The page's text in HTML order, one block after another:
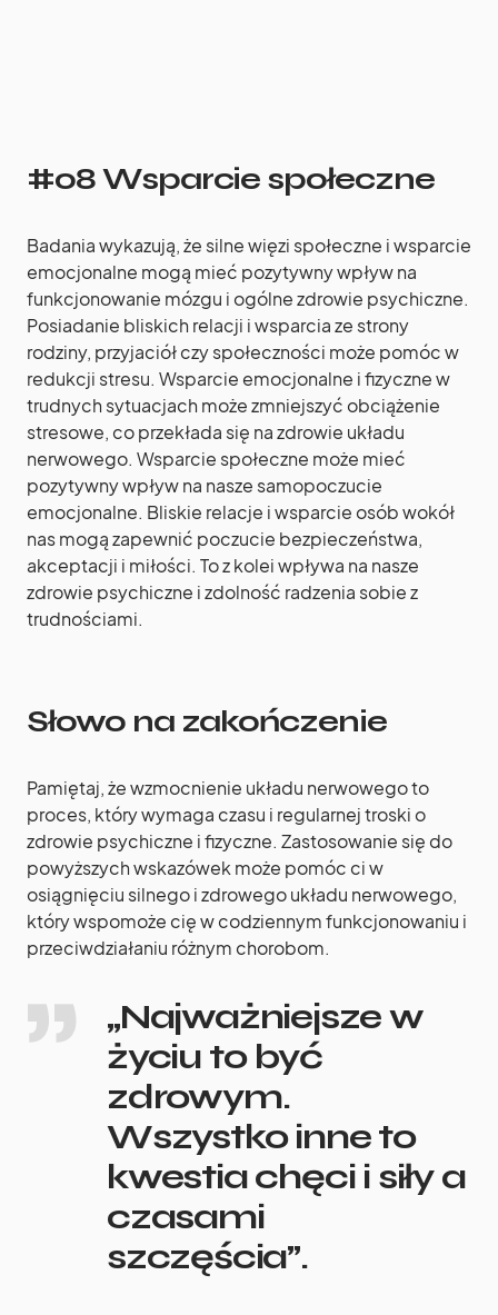
#08 Wsparcie społeczne
Badania wykazują, że silne więzi społeczne i wsparcie
emocjonalne mogą mieć pozytywny wpływ na
funkcjonowanie mózgu i ogólne zdrowie psychiczne.
Posiadanie bliskich relacji i wsparcia ze strony
rodziny, przyjaciół czy społeczności może pomóc w
redukcji stresu. Wsparcie emocjonalne i fizyczne w
trudnych sytuacjach może zmniejszyć obciążenie
stresowe, co przekłada się na zdrowie układu
nerwowego. Wsparcie społeczne może mieć
pozytywny wpływ na nasze samopoczucie
emocjonalne. Bliskie relacje i wsparcie osób wokół
nas mogą zapewnić poczucie bezpieczeństwa,
akceptacji i miłości. To z kolei wpływa na nasze
zdrowie psychiczne i zdolność radzenia sobie z
trudnościami.
Słowo na zakończenie
Pamiętaj, że wzmocnienie układu nerwowego to
proces, który wymaga czasu i regularnej troski o
zdrowie psychiczne i fizyczne. Zastosowanie się do
powyższych wskazówek może pomóc ci w
osiągnięciu silnego i zdrowego układu nerwowego,
który wspomoże cię w codziennym funkcjonowaniu i
przeciwdziałaniu różnym chorobom.
„Najważniejsze w
życiu to być
zdrowym.
Wszystko inne to
kwestia chęci i siły a
czasami
szczęścia”.